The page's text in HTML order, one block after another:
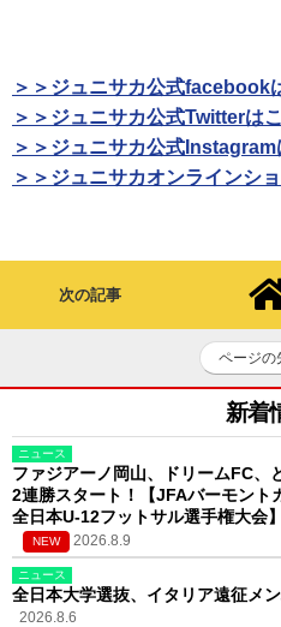
＞＞ジュニサカ公式facebook
＞＞ジュニサカ公式Twitterは
＞＞ジュニサカ公式Instagram
＞＞ジュニサカオンラインシ
次の記事
ページの
新着
ニュース
ファジアーノ岡山、ドリームFC、
2連勝スタート！【JFAバーモント
全日本U-12フットサル選手権大会】
NEW 2026.8.9
ニュース
全日本大学選抜、イタリア遠征メ
2026.8.6